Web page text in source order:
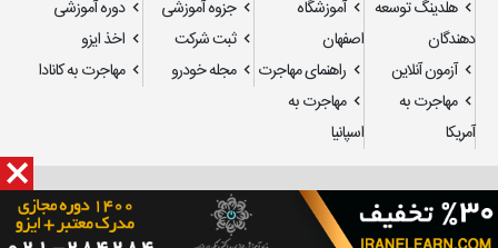
هلدینگ توسعه
دهندگان
آموزشگاه
اصفهان
جزوه آموزشی
دوره آموزشی
ثبت شرکت
اخذ ایزو
آزمون آنلاین
راهنمای مهاجرت مجله خودرو
مهاجرت به کانادا
مهاجرت به
آمریکا
مهاجرت به
اسپانیا
طراحی سایتوسئو: استدیو تدسا